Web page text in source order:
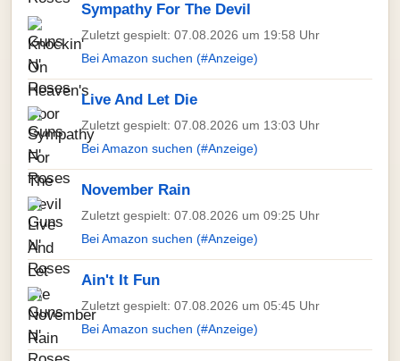
Sympathy For The Devil
Zuletzt gespielt: 07.08.2026 um 19:58 Uhr
Bei Amazon suchen (#Anzeige)
Live And Let Die
Zuletzt gespielt: 07.08.2026 um 13:03 Uhr
Bei Amazon suchen (#Anzeige)
November Rain
Zuletzt gespielt: 07.08.2026 um 09:25 Uhr
Bei Amazon suchen (#Anzeige)
Ain't It Fun
Zuletzt gespielt: 07.08.2026 um 05:45 Uhr
Bei Amazon suchen (#Anzeige)